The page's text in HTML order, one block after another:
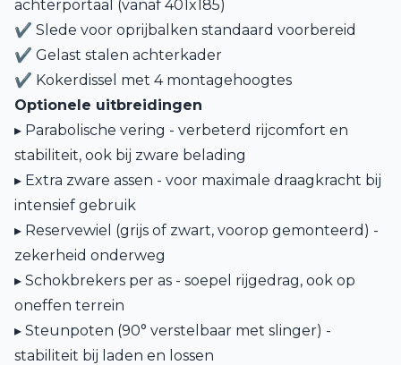
achterportaal (vanaf 401x185)
✔ Slede voor oprijbalken standaard voorbereid
✔ Gelast stalen achterkader
✔ Kokerdissel met 4 montagehoogtes
Optionele uitbreidingen
▸ Parabolische vering - verbeterd rijcomfort en
stabiliteit, ook bij zware belading
▸ Extra zware assen - voor maximale draagkracht bij
intensief gebruik
▸ Reservewiel (grijs of zwart, voorop gemonteerd) -
zekerheid onderweg
▸ Schokbrekers per as - soepel rijgedrag, ook op
oneffen terrein
▸ Steunpoten (90° verstelbaar met slinger) -
stabiliteit bij laden en lossen